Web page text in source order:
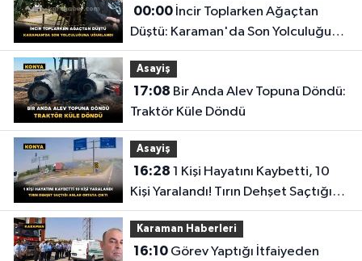
00:00İncir Toplarken Ağaçtan
Düştü: Karaman'da Son Yolculuğuna
Uğurlandı
Asayiş
17:08
Traktör Küle Döndü
Asayiş
16:28
Kişi Yaralandı! Tırın Dehşet Saçtığı
Anlar Ortaya Çıktı
Karaman Haberleri
16:10Görev Yaptığı İtfaiyeden